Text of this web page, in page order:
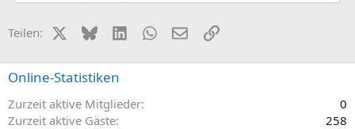
Teilen: X (Twitter)
BlueskyLinkedInWhatsApp
E-MailLink
Online-Statistiken
Zurzeit aktive Mitglieder
0
Zurzeit aktive Gäste
258